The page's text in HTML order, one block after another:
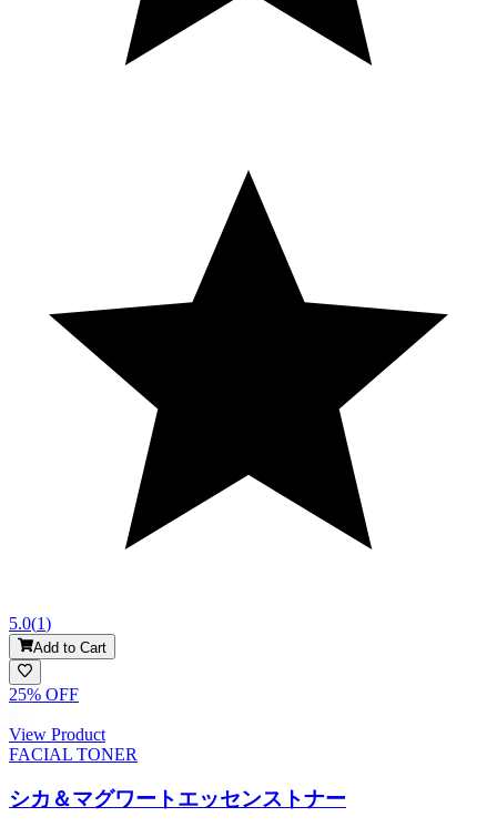
5.0(1)
Add to Cart
25% OFF
View Product
FACIAL TONER
シカ＆マグワートエッセンストナー